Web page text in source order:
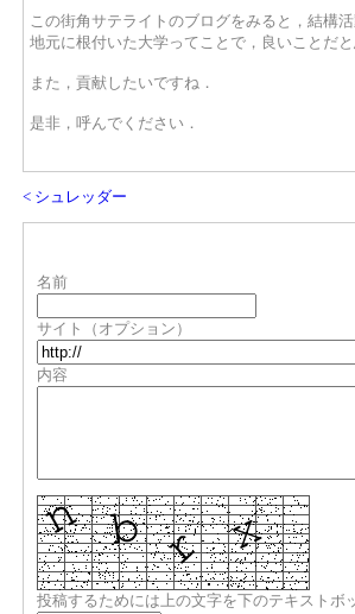
この街角サテライトのブログをみると，結構
地元に根付いた大学ってことで，良いことだと
また，貢献したいですね．
是非，呼んでください．
< シュレッダー
名前
サイト（オプション）
内容
投稿するためには上の文字を下のテキストボ